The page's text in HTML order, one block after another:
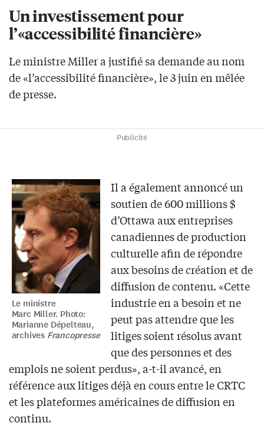
Un investissement pour
l’«accessibilité financière»
Le ministre Miller a justifié sa demande au nom
de «l’accessibilité financière», le 3 juin en mêlée
de presse.
Publicité
Le ministre
Marc Miller. Photo:
Marianne Dépelteau,
archives Francopresse
Il a également annoncé un
soutien de 600 millions $
d’Ottawa aux entreprises
canadiennes de production
culturelle afin de répondre
aux besoins de création et de
diffusion de contenu. «Cette
industrie en a besoin et ne
peut pas attendre que les
litiges soient résolus avant
que des personnes et des
emplois ne soient perdus», a-t-il avancé, en
référence aux litiges déjà en cours entre le CRTC
et les plateformes américaines de diffusion en
continu.